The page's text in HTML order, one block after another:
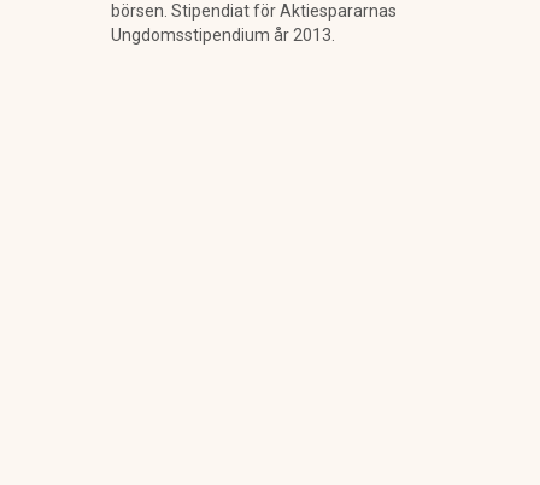
börsen. Stipendiat för Aktiespararnas
Ungdomsstipendium år 2013.